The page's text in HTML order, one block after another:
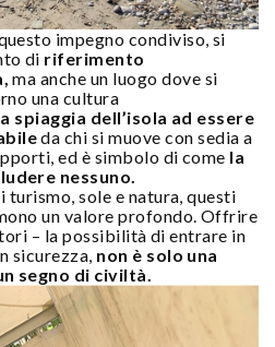
impegno condiviso, si
di riferimento
ma anche un luogo dove si
una cultura
spiaggia dell’isola ad essere
da chi si muove con sedia a
ed è simbolo di come la
nessuno.
sole e natura, questi
un valore profondo. Offrire
– la possibilità di entrare in
sicurezza, non è solo una
segno di civiltà.